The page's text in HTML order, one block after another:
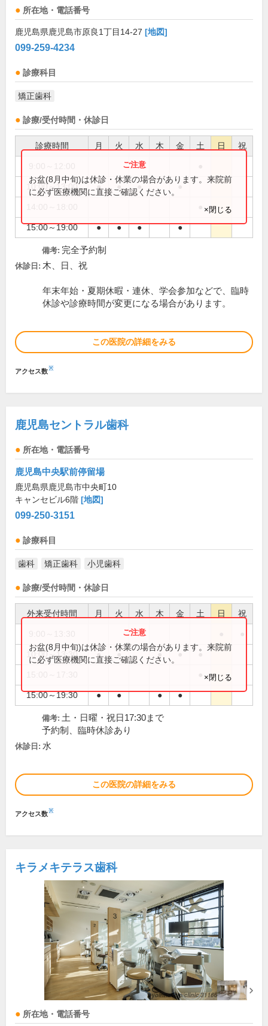
所在地・電話番号
鹿児島県鹿児島市原良1丁目14-27 [地図]
099-259-4234
診療科目
矯正歯科
診療/受付時間・休診日
診療時間 月 火 水 木 金 土 日 祝
10:00～13:00 ● ● ● ●
15:00～19:00 ● ● ● ●
お盆(8月中旬)は休診・休業の場合があります。来院前
に必ず医療機関に直接ご確認ください。
×閉じる
備考: 完全予約制
休診日: 木、日、祝
年末年始・夏期休暇・連休、学会参加などで、臨時
休診や診療時間が変更になる場合があります。
この医院の詳細をみる
アクセス数※
鹿児島セントラル歯科
所在地・電話番号
鹿児島中央駅前停留場
鹿児島県鹿児島市中央町10
キャンセビル6階 [地図]
099-250-3151
診療科目
歯科 矯正歯科 小児歯科
診療/受付時間・休診日
外来受付時間 月 火 水 木 金 土 日 祝
10:00～13:30 ● ● ● ● ●
15:00～19:30 ● ● ● ●
お盆(8月中旬)は休診・休業の場合があります。来院前
に必ず医療機関に直接ご確認ください。
×閉じる
備考: 土・日曜・祝日17:30まで
予約制、臨時休診あり
休診日: 水
この医院の詳細をみる
アクセス数※
キラメキテラス歯科
所在地・電話番号